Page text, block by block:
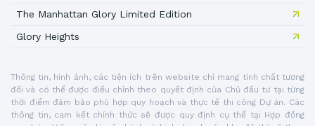
The Manhattan Glory Limited Edition
Glory Heights
Thông tin, hình ảnh, các tiện ích trên website chỉ mang tính chất tương
đối và có thể được điều chỉnh theo quyết định của Chủ đầu tư tại từng
thời điểm đảm bảo phù hợp quy hoạch và thực tế thi công Dự án. Các
thông tin, cam kết chính thức sẽ được quy định cụ thể tại Hợp đồng